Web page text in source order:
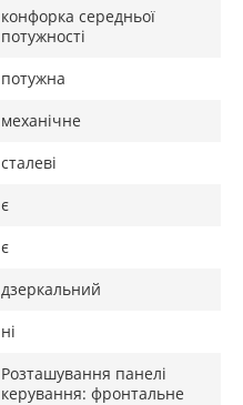
конфорка середньої
потужності
потужна
механічне
сталеві
є
є
дзеркальний
ні
Розташування панелі
керування: фронтальне